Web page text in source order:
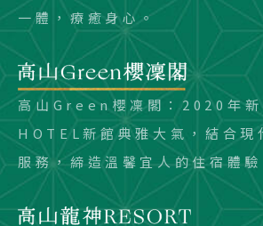
一體，療癒身心。
高山Green櫻凜閣：2020年新
HOTEL新館典雅大氣，結合現
服務，締造溫馨宜人的住宿體驗